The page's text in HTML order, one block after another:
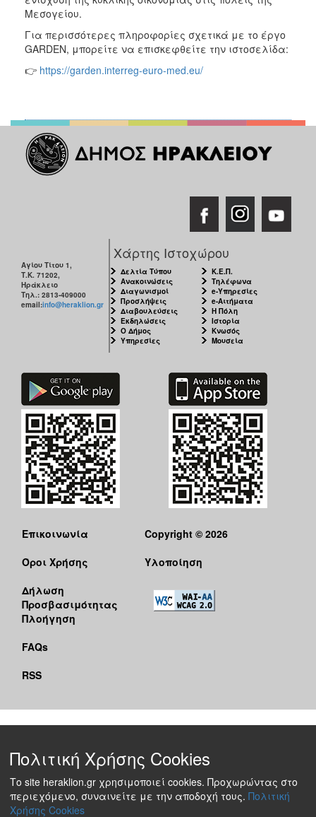
Μεσογείου.
Για περισσότερες πληροφορίες σχετικά με το έργο
GARDEN, μπορείτε να επισκεφθείτε την ιστοσελίδα:
👉 https://garden.interreg-euro-med.eu/
Αγίου Τίτου 1,
Τ.Κ. 71202,
Ηράκλειο
Τηλ.: 2813-409000
email:info@heraklion.gr
Χάρτης Ιστοχώρου
Δελτία Τύπου
Ανακοινώσεις
Διαγωνισμοί
Προσλήψεις
Διαβουλεύσεις
Εκδηλώσεις
Ο Δήμος
Υπηρεσίες
Κ.Ε.Π.
Τηλέφωνα
e-Υπηρεσίες
e-Αιτήματα
Η Πόλη
Ιστορία
Κνωσός
Μουσεία
Επικοινωνία
Όροι Χρήσης
Δήλωση
Προσβασιμότητας
Πλοήγηση
FAQs
RSS
Copyright © 2026
Υλοποίηση
Πολιτική Χρήσης Cookies
Το site heraklion.gr χρησιμοποιεί cookies. Προχωρώντας στο
περιεχόμενο, συναινείτε με την αποδοχή τους. Πολιτική
Χρήσης Cookies